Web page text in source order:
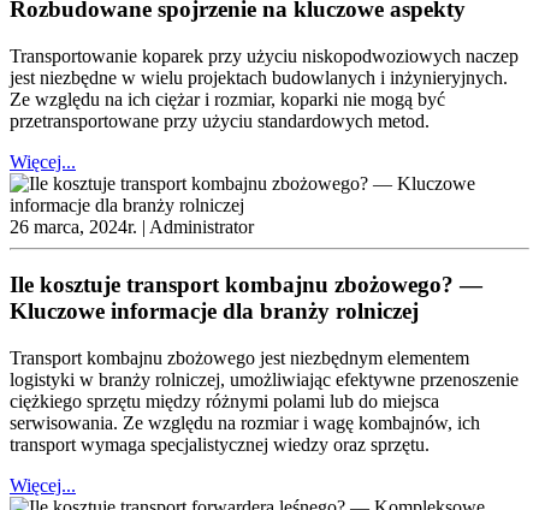
Rozbudowane spojrzenie na kluczowe aspekty
Transportowanie koparek przy użyciu niskopodwoziowych naczep
jest niezbędne w wielu projektach budowlanych i inżynieryjnych.
Ze względu na ich ciężar i rozmiar, koparki nie mogą być
przetransportowane przy użyciu standardowych metod.
Więcej...
26 marca, 2024r. | Administrator
Ile kosztuje transport kombajnu zbożowego? —
Kluczowe informacje dla branży rolniczej
Transport kombajnu zbożowego jest niezbędnym elementem
logistyki w branży rolniczej, umożliwiając efektywne przenoszenie
ciężkiego sprzętu między różnymi polami lub do miejsca
serwisowania. Ze względu na rozmiar i wagę kombajnów, ich
transport wymaga specjalistycznej wiedzy oraz sprzętu.
Więcej...